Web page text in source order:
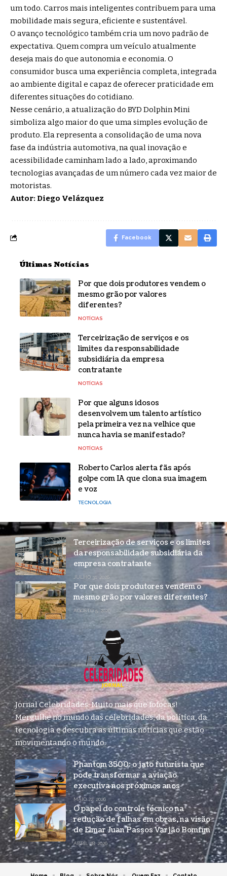
um todo. Carros mais inteligentes contribuem para uma
mobilidade mais segura, eficiente e sustentável.
O avanço tecnológico também cria um novo padrão de
expectativa. Quem compra um veículo atualmente
deseja mais do que autonomia e economia. O
consumidor busca uma experiência completa, integrada
ao ambiente digital e capaz de oferecer praticidade em
diferentes situações do cotidiano.
Nesse cenário, a atualização do BYD Dolphin Mini
simboliza algo maior do que uma simples evolução de
produto. Ela representa a consolidação de uma nova
fase da indústria automotiva, na qual inovação e
acessibilidade caminham lado a lado, aproximando
tecnologias avançadas de um número cada vez maior de
motoristas.
Autor: Diego Velázquez
Facebook
Últimas Notícias
Por que dois produtores vendem o
mesmo grão por valores
diferentes?
NOTÍCIAS
Terceirização de serviços e os
limites da responsabilidade
subsidiária da empresa
contratante
NOTÍCIAS
Por que alguns idosos
desenvolvem um talento artístico
pela primeira vez na velhice que
nunca havia se manifestado?
NOTÍCIAS
Roberto Carlos alerta fãs após
golpe com IA que clona sua imagem
e voz
TECNOLOGIA
Terceirização de serviços e os limites
da responsabilidade subsidiária da
empresa contratante
JULHO 31, 2026
Por que dois produtores vendem o
mesmo grão por valores diferentes?
AGOSTO 5, 2026
Jornal Celebridades: Muito mais que fofocas!
Mergulhe no mundo das celebridades, da política, da
tecnologia e descubra as últimas notícias que estão
movimentando o mundo.
Phantom 3500: o jato futurista que
pode transformar a aviação
executiva nos próximos anos
MAIO 22, 2026
O papel do controle técnico na
redução de falhas em obras, na visão
de Elmar Juan Passos Varjão Bomfim
ABRIL 28, 2026